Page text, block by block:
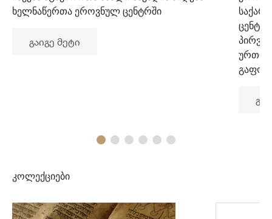
ხელნაწერთა ეროვნულ ცენტრში
გაიგე მეტი
კოლექციები